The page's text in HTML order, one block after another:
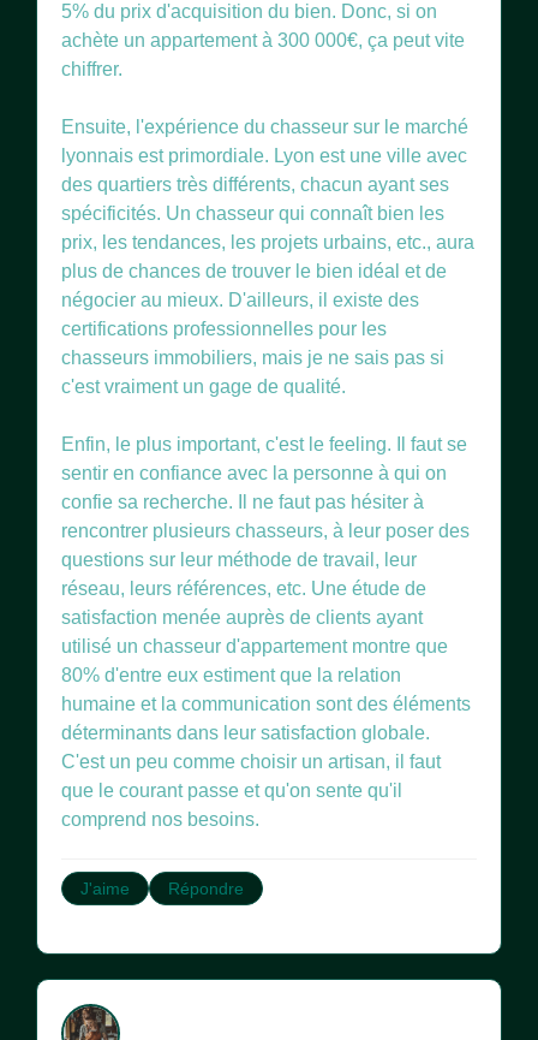
5% du prix d'acquisition du bien. Donc, si on
achète un appartement à 300 000€, ça peut vite
chiffrer.
Ensuite, l'expérience du chasseur sur le marché
lyonnais est primordiale. Lyon est une ville avec
des quartiers très différents, chacun ayant ses
spécificités. Un chasseur qui connaît bien les
prix, les tendances, les projets urbains, etc., aura
plus de chances de trouver le bien idéal et de
négocier au mieux. D'ailleurs, il existe des
certifications professionnelles pour les
chasseurs immobiliers, mais je ne sais pas si
c'est vraiment un gage de qualité.
Enfin, le plus important, c'est le feeling. Il faut se
sentir en confiance avec la personne à qui on
confie sa recherche. Il ne faut pas hésiter à
rencontrer plusieurs chasseurs, à leur poser des
questions sur leur méthode de travail, leur
réseau, leurs références, etc. Une étude de
satisfaction menée auprès de clients ayant
utilisé un chasseur d'appartement montre que
80% d'entre eux estiment que la relation
humaine et la communication sont des éléments
déterminants dans leur satisfaction globale.
C'est un peu comme choisir un artisan, il faut
que le courant passe et qu'on sente qu'il
comprend nos besoins.
J'aime Répondre